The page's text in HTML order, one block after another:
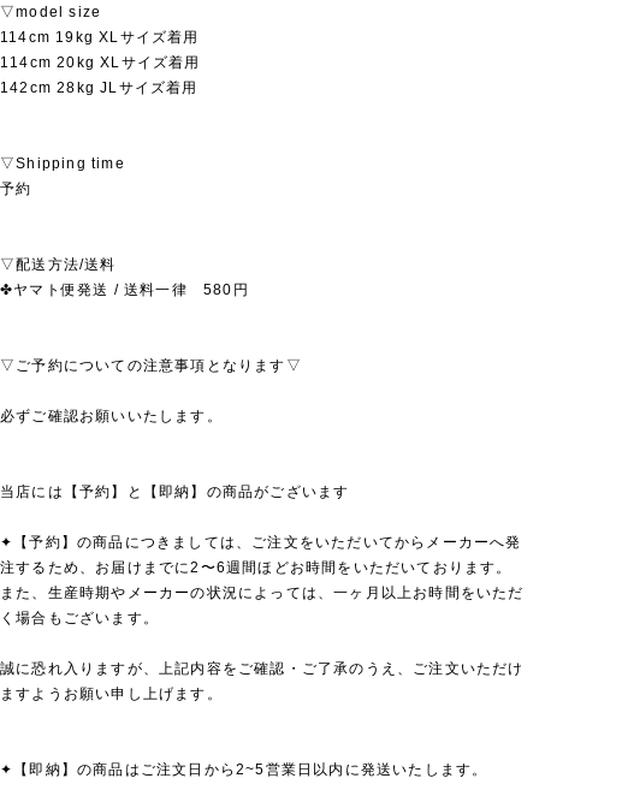
▽model size
114cm 19kg XLサイズ着用
114cm 20kg XLサイズ着用
142cm 28kg JLサイズ着用
▽Shipping time
予約
▽配送方法/送料
✤ヤマト便発送 / 送料一律 580円
▽ご予約についての注意事項となります▽
必ずご確認お願いいたします。
当店には【予約】と【即納】の商品がございます
✦【予約】の商品につきましては、ご注文をいただいてからメーカーへ発
注するため、お届けまでに2〜6週間ほどお時間をいただいております。
また、生産時期やメーカーの状況によっては、一ヶ月以上お時間をいただ
く場合もございます。
誠に恐れ入りますが、上記内容をご確認・ご了承のうえ、ご注文いただけ
ますようお願い申し上げます。
✦【即納】の商品はご注文日から2~5営業日以内に発送いたします。